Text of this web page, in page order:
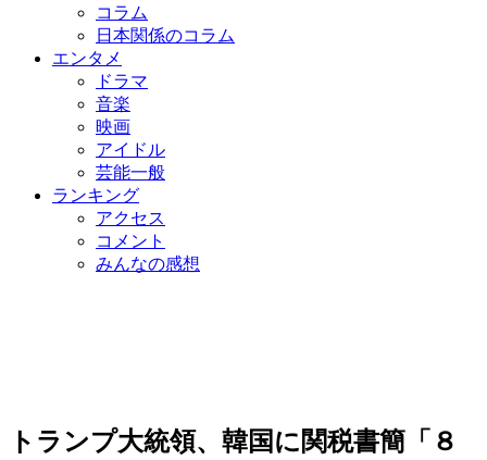
コラム
日本関係のコラム
エンタメ
ドラマ
音楽
映画
アイドル
芸能一般
ランキング
アクセス
コメント
みんなの感想
トランプ大統領、韓国に関税書簡「８